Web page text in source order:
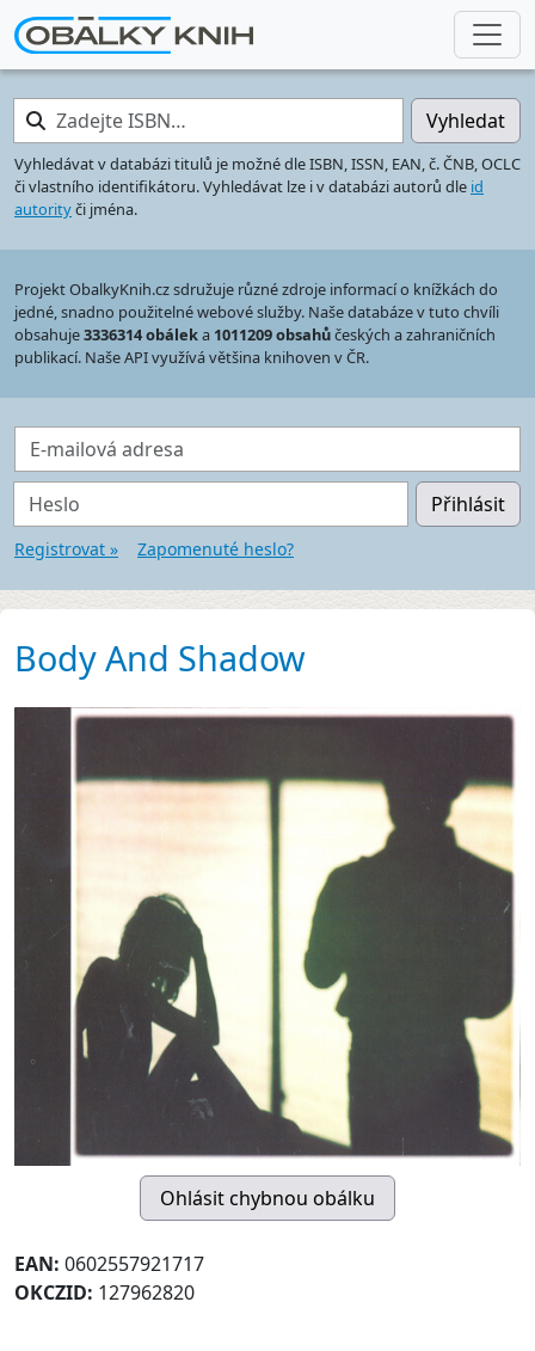
Zadejte ISBN… Vyhledat
Vyhledávat v databázi titulů je možné dle ISBN, ISSN, EAN, č. ČNB, OCLC
či vlastního identifikátoru. Vyhledávat lze i v databázi autorů dle id
autorityči jména.
Projekt ObalkyKnih.cz sdružuje různé zdroje informací o knížkách do
jedné, snadno použitelné webové služby. Naše databáze v tuto chvíli
obsahuje3336314 obáleka 1011209 obsahůčeských a zahraničních
publikací. Naše API využívá většina knihoven v ČR.
E-mailová adresa
Heslo Přihlásit
Registrovat » Zapomenuté heslo?
Body And Shadow
EAN: 0602557921717
OKCZID: 127962820